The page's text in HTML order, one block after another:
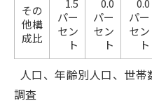
その
他構
成比
1.5
パー
セン
ト
0.0
パー
セン
ト
0.0
パー
セン
ト
人口、年齢別人口、世
調査